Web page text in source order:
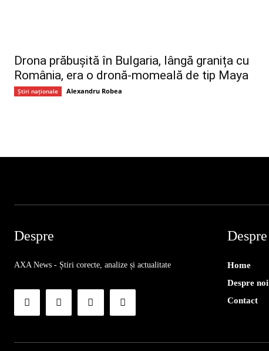
Drona prăbușită în Bulgaria, lângă granița cu
România, era o dronă-momeală de tip Maya
Știri naționale Alexandru Robea
Despre
AXA News - Știri corecte, analize și actualitate
Despre
Home
Despre noi
Contact